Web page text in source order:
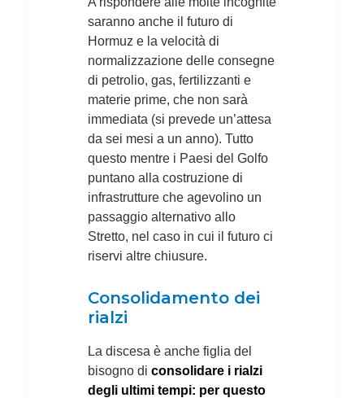
saranno anche il futuro di
Hormuz e la velocità di
normalizzazione delle consegne
di petrolio, gas, fertilizzanti e
materie prime, che non sarà
immediata (si prevede un’attesa
da sei mesi a un anno). Tutto
questo mentre i Paesi del Golfo
puntano alla costruzione di
infrastrutture che agevolino un
passaggio alternativo allo
Stretto, nel caso in cui il futuro ci
riservi altre chiusure.
Consolidamento dei
rialzi
La discesa è anche figlia del
bisogno di consolidare i rialzi
degli ultimi tempi: per questo